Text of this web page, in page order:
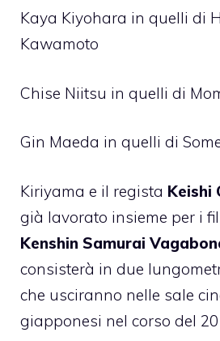
Kaya Kiyohara in quelli di
Kawamoto
Chise Niitsu in quelli di
Gin Maeda in quelli di
Kiriyama e il regista Keishi
già lavorato insieme per i
Kenshin Samurai
consisterà in due
che usciranno nelle sale
giapponesi nel corso del